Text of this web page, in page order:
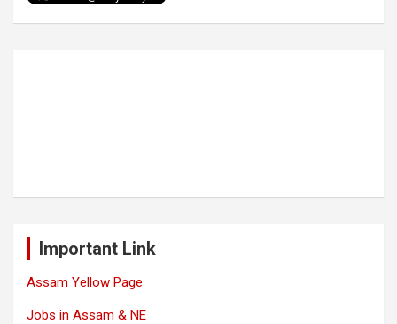
Important Link
Assam Yellow Page
Jobs in Assam & NE